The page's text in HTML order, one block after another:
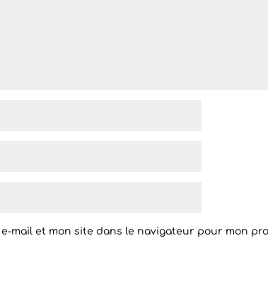
mail et mon site dans le navigateur pour mon